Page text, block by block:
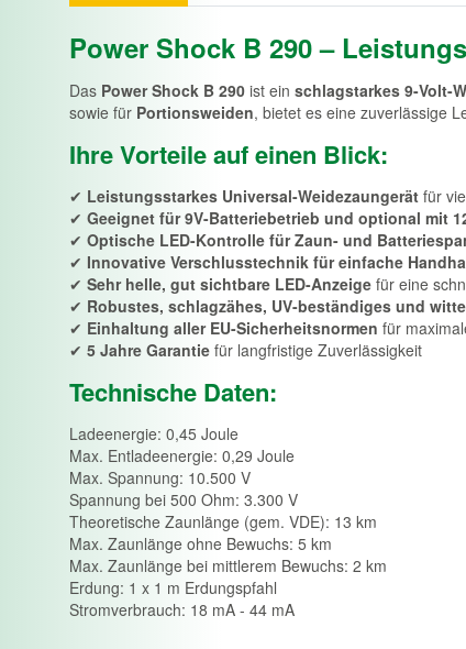
Power Shock B 290 –
Das Power Shock B 290 ist ein schlagstarkes 9-Volt-
sowie für Portionsweiden, bietet es eine zuverlässige
Ihre Vorteile auf einen Blick:
✔ Leistungsstarkes Universal-Weidezaungerät für
✔ Geeignet für 9V-Batteriebetrieb und optional mit
✔ Optische LED-Kontrolle für Zaun- und
✔ Innovative Verschlusstechnik für einfache
✔ Sehr helle, gut sichtbare LED-Anzeige für eine
✔ Robustes, schlagzähes, UV-beständiges und
✔ Einhaltung aller EU-Sicherheitsnormen für
✔ 5 Jahre Garantie für langfristige Zuverlässigkeit
Technische Daten:
Ladeenergie: 0,45 Joule
Max. Entladeenergie: 0,29 Joule
Max. Spannung: 10.500 V
Spannung bei 500 Ohm: 3.300 V
Theoretische Zaunlänge (gem. VDE): 13 km
Max. Zaunlänge ohne Bewuchs: 5 km
Max. Zaunlänge bei mittlerem Bewuchs: 2 km
Erdung: 1 x 1 m Erdungspfahl
Stromverbrauch: 18 mA - 44 mA